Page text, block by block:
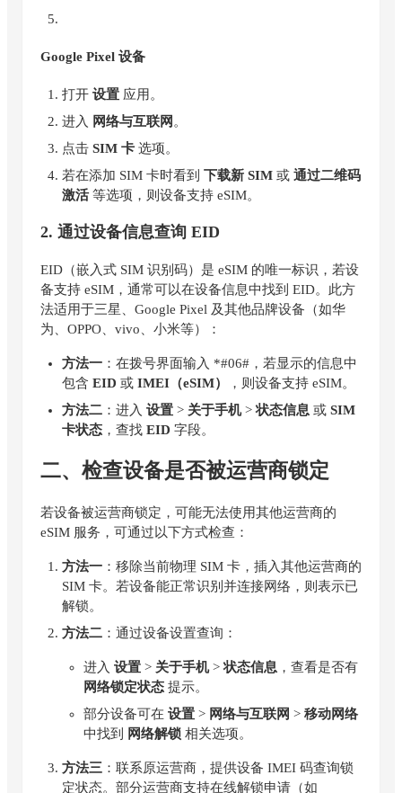
Google Pixel 设备
打开 设置 应用。
进入
网络与互联网 。
点击 SIM 卡 选项。
若在添加 SIM 卡时看到 下载新 SIM 或 通过二维码
激活等选项，则设备支持 eSIM。
2. 通过设备信息查询 EID
EID（嵌入式 SIM 识别码）是 eSIM 的唯一标识，若设
备支持 eSIM，通常可以在设备信息中找到 EID。此方
法适用于三星、Google Pixel 及其他品牌设备（如华
为、OPPO、vivo、小米等）：
方法一 ：在拨号界面输入 *#06#，若显示的信息中
包含 EID 或 IMEI（eSIM）
，则设备支持 eSIM。
方法二 ：进入 设置 > 关于手机>状态信息 或 SIM
卡状态 ，查找 EID 字段。
二、检查设备是否被运营商锁定
若设备被运营商锁定，可能无法使用其他运营商的
eSIM 服务，可通过以下方式检查：
方法一 ：移除当前物理 SIM 卡，插入其他运营商的
SIM 卡。若设备能正常识别并连接网络，则表示已
解锁。
方法二 ：通过设备设置查询：
进入 设置 > 关于手机>状态信息 ，查看是否有
网络锁定状态 提示。
部分设备可在 设置 > 网络与互联网 > 移动网络
中找到
网络解锁 相关选项。
方法三 ：联系原运营商，提供设备 IMEI 码查询锁
定状态。部分运营商支持在线解锁申请（如